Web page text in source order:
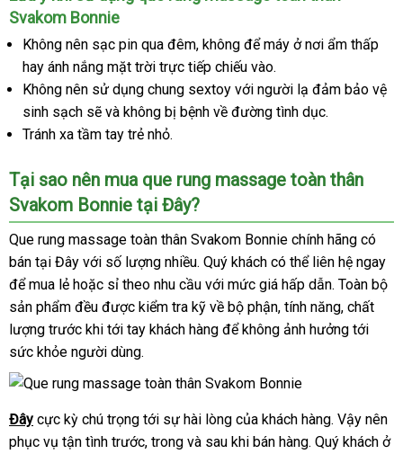
Svakom Bonnie
Không nên sạc pin qua đêm, không để máy ở nơi ẩm thấp
hay ánh nắng mặt trời trực tiếp chiếu vào.
Không nên sử dụng chung sextoy với người lạ đảm bảo vệ
sinh sạch sẽ và không bị bệnh về đường tình dục.
Tránh xa tầm tay trẻ nhỏ.
Tại sao nên mua que rung massage toàn thân
Svakom Bonnie tại Đây?
Que rung massage toàn thân Svakom Bonnie chính hãng có
bán tại Đây với số lượng nhiều. Quý khách có thể liên hệ ngay
để mua lẻ hoặc sỉ theo nhu cầu với mức giá hấp dẫn. Toàn bộ
sản phẩm đều được kiểm tra kỹ về bộ phận, tính năng, chất
lượng trước khi tới tay khách hàng để không ảnh hưởng tới
sức khỏe người dùng.
Đây cực kỳ chú trọng tới sự hài lòng của khách hàng. Vậy nên
phục vụ tận tình trước, trong và sau khi bán hàng. Quý khách ở